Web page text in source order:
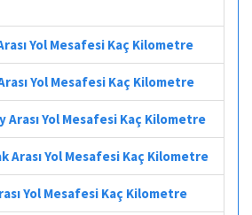
Yol Mesafesi Kaç Kilometre
Yol Mesafesi Kaç Kilometre
Arası Yol Mesafesi Kaç Kilometre
Arası Yol Mesafesi Kaç Kilometre
Yol Mesafesi Kaç Kilometre